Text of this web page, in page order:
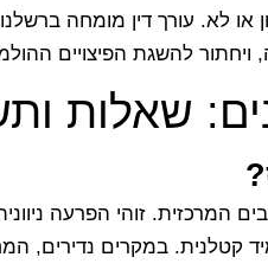
לא. עורך דין מומחה
להשגת הפיצויים
שאלות
המרכזית. זוהי הפרעה
במקרים נדירים,